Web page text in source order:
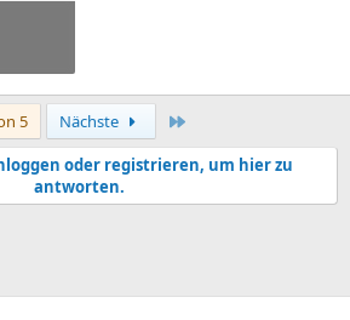
5 Nächste
oder registrieren, um hier zu
antworten.